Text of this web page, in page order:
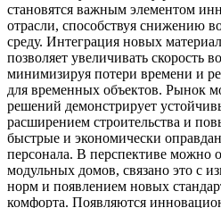
становятся важным элементом
отрасли, способствуя снижению
среду. Интеграция новых
позволяет увеличивать скорость
минимизируя потери времени и
для временных объектов. Рынок
решений демонстрирует
расширением строительства и
быстрые и экономически
персонала. В перспективе можно
модульных домов, связано это с
норм и появлением новых
комфорта. Появляются